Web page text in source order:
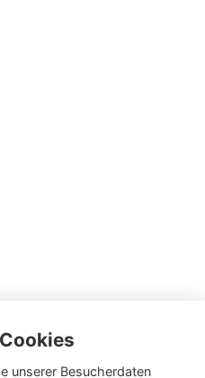
unserer Besucherdaten